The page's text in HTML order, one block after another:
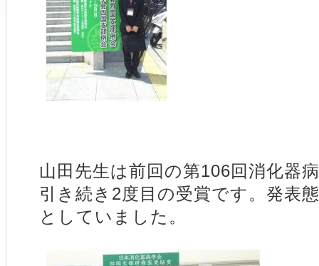
山田先生は前回の第106回消化器
引き続き2度目の受賞です。発表
としていました。